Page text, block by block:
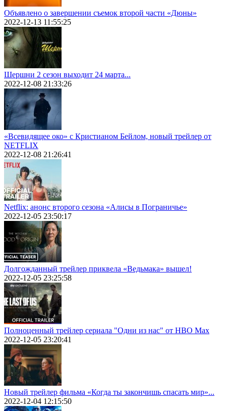
Объявлено о завершении съемок второй части «Дюны»
2022-12-13 11:55:25
Шершни 2 сезон выходит 24 марта...
2022-12-08 21:33:26
«Всевидящее око» с Кристианом Бейлом, новый трейлер от
NETFLIX
2022-12-08 21:26:41
Netflix: анонс второго сезона «Алисы в Пограничье»
2022-12-05 23:50:17
Долгожданный трейлер приквела «Ведьмака» вышел!
2022-12-05 23:25:58
Полноценный трейлер сериала "Одни из нас" от HBO Max
2022-12-05 23:20:41
Новый трейлер фильма «Когда ты закончишь спасать мир»...
2022-12-04 12:15:50